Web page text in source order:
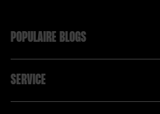
POPULAIRE BLOGS
SERVICE